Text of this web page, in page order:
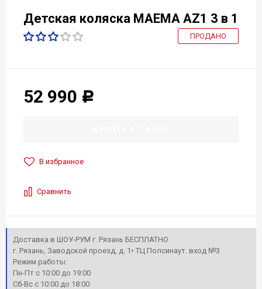
Детская коляска МАЕМА AZ1 3 в 1
ПРОДАНО
52 990 Р
В избранное
Сравнить
Доставка в ШОУ-РУМ г. Рязань БЕСПЛАТНО
г. Рязань, Заводской проезд, д. 1• ТЦ Полсинаут. вход №3
Режим работы:
Пн-Пт с 10:00 до 19:00
Сб-Вс с 10:00 до 18:00